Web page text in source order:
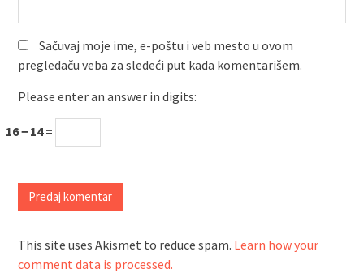
Sačuvaj moje ime, e-poštu i veb mesto u ovom
pregledaču veba za sledeći put kada komentarišem.
Please enter an answer in digits:
16 − 14 =
This site uses Akismet to reduce spam. Learn how your
comment data is processed.